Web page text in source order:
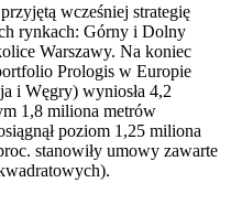
wcześniej strategię
rynkach: Górny i Dolny
Warszawy. Na koniec
Prologis w Europie
i Węgry) wyniosła 4,2
1,8 miliona metrów
poziom 1,25 miliona
stanowiły umowy zawarte